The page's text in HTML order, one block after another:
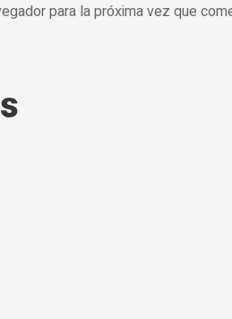
para la próxima vez que